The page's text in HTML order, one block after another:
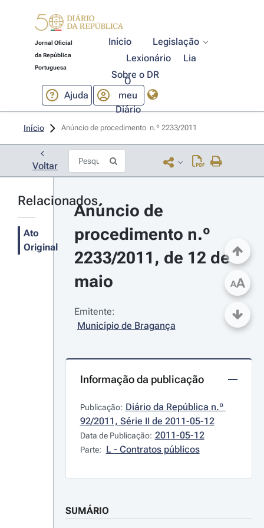
Jornal Oficial
da República
Portuguesa
Início
Legislação
Lexionário
Lia
Sobre o DR
Ajuda
O
meu
Diário
Início Anúncio de procedimento  n.º 2233/2011
Voltar
Relacionados
Ato
Original
Anúncio de
procedimento n.º
2233/2011, de 12 de
maio
Emitente:
Município de Bragança
Informação da publicação
Publicação: Diário da República n.º
92/2011, Série II de 2011-05-12
Data de Publicação: 2011-05-12
Parte: L - Contratos públicos
SUMÁRIO
AA